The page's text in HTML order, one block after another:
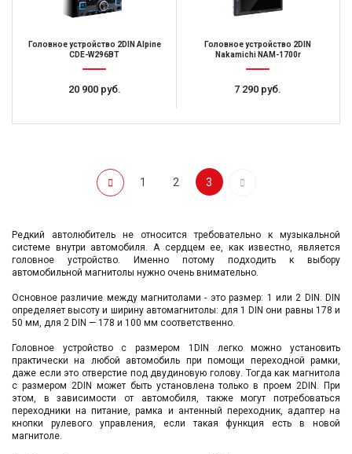
Головное устройство 2DIN Alpine
CDE-W296BT
20 900 руб.
Головное устройство 2DIN
Nakamichi NAM-1700r
7 290 руб.
1 2 3
Редкий автолюбитель не относится требовательно к музыкальной
системе внутри автомобиля. А сердцем ее, как известно, является
головное устройство. Именно потому подходить к выбору
автомобильной магнитолы нужно очень внимательно.
Основное различие между магнитолами - это размер: 1 или 2 DIN. DIN
определяет высоту и ширину автомагнитолы: для 1 DIN они равны 178 и
50 мм, для 2 DIN — 178 и 100 мм соответственно.
Головное устройство с размером 1DIN легко можно установить
практически на любой автомобиль при помощи переходной рамки,
даже если это отверстие под двудиновую голову. Тогда как магнитола
с размером 2DIN может быть установлена только в проем 2DIN. При
этом, в зависимости от автомобиля, также могут потребоваться
переходники на питание, рамка и антенный переходник, адаптер на
кнопки рулевого управления, если такая функция есть в новой
магнитоле.